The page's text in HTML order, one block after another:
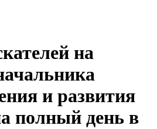
на
и развития
полный день в